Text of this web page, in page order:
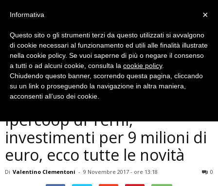
Cronaca
Presentato il nuovo
Ipercoop di Terni,
investimenti per 9 milioni di
euro, ecco tutte le novità
Di Valentino Clementoni - 9 Novembre 2017 - ore 13:18 0
×
Informativa
Questo sito o gli strumenti terzi da questo utilizzati si avvalgono
di cookie necessari al funzionamento ed utili alle finalità illustrate
nella cookie policy. Se vuoi saperne di più o negare il consenso
a tutti o ad alcuni cookie, consulta la cookie policy.
Chiudendo questo banner, scorrendo questa pagina, cliccando
su un link o proseguendo la navigazione in altra maniera,
acconsenti all’uso dei cookie.